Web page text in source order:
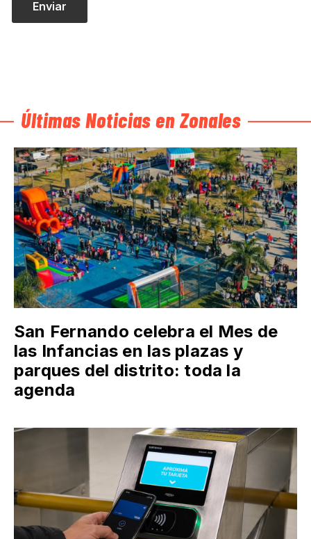
Últimas Noticias en Zonales
San Fernando celebra el Mes de
las Infancias en las plazas y
parques del distrito: toda la
agenda